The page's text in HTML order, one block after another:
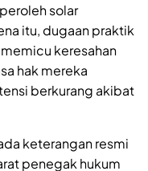
solar
itu, dugaan praktik
keresahan
hak mereka
berkurang akibat
keterangan resmi
penegak hukum